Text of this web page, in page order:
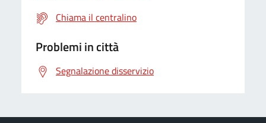
Chiama il centralino
Problemi in città
Segnalazione disservizio